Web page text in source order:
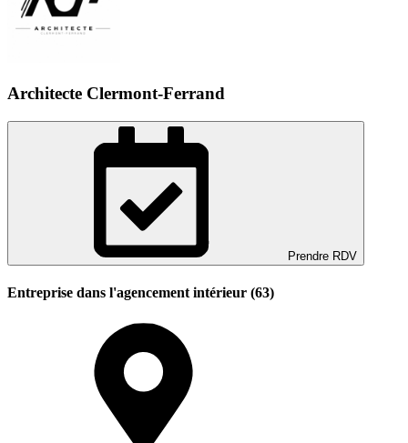
Architecte Clermont-Ferrand
Prendre RDV
Entreprise dans l'agencement intérieur (63)